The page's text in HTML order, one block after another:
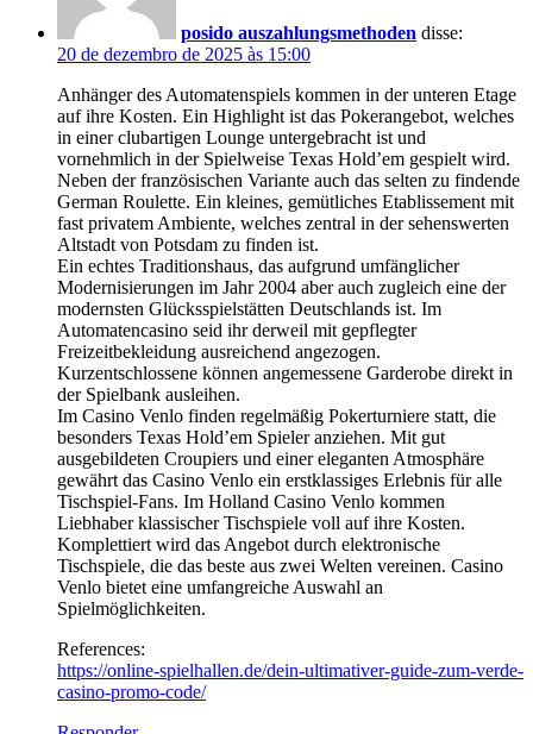
posido auszahlungsmethoden disse:
20 de dezembro de 2025 às 15:00
Anhänger des Automatenspiels kommen in der unteren Etage
auf ihre Kosten. Ein Highlight ist das Pokerangebot, welches
in einer clubartigen Lounge untergebracht ist und
vornehmlich in der Spielweise Texas Hold’em gespielt wird.
Neben der französischen Variante auch das selten zu findende
German Roulette. Ein kleines, gemütliches Etablissement mit
fast privatem Ambiente, welches zentral in der sehenswerten
Altstadt von Potsdam zu finden ist.
Ein echtes Traditionshaus, das aufgrund umfänglicher
Modernisierungen im Jahr 2004 aber auch zugleich eine der
modernsten Glücksspielstätten Deutschlands ist. Im
Automatencasino seid ihr derweil mit gepflegter
Freizeitbekleidung ausreichend angezogen.
Kurzentschlossene können angemessene Garderobe direkt in
der Spielbank ausleihen.
Im Casino Venlo finden regelmäßig Pokerturniere statt, die
besonders Texas Hold’em Spieler anziehen. Mit gut
ausgebildeten Croupiers und einer eleganten Atmosphäre
gewährt das Casino Venlo ein erstklassiges Erlebnis für alle
Tischspiel-Fans. Im Holland Casino Venlo kommen
Liebhaber klassischer Tischspiele voll auf ihre Kosten.
Komplettiert wird das Angebot durch elektronische
Tischspiele, die das beste aus zwei Welten vereinen. Casino
Venlo bietet eine umfangreiche Auswahl an
Spielmöglichkeiten.
References:
https://online-spielhallen.de/dein-ultimativer-guide-zum-verde-
casino-promo-code/